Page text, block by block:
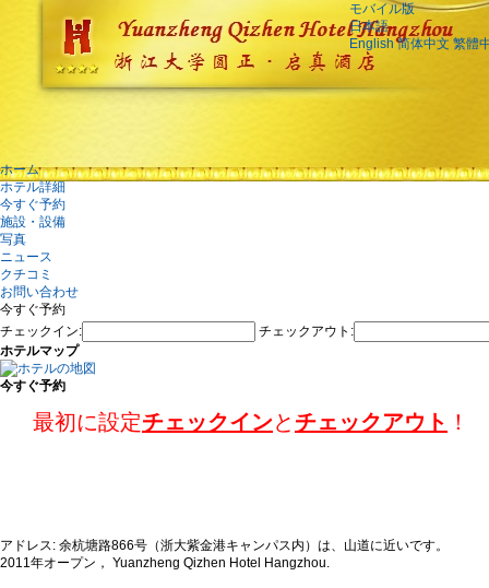
モバイル版
日本語
English 简体中文 繁體
ホーム
ホテル詳細
今すぐ予約
施設・設備
写真
ニュース
クチコミ
お問い合わせ
今すぐ予約
チェックイン:
チェックアウト:
ホテルマップ
今すぐ予約
最初に設定チェックインと チェックアウト ！
アドレス: 余杭塘路866号（浙大紫金港キャンパス内）は、山道に近いです。
2011年オープン， Yuanzheng Qizhen Hotel Hangzhou.